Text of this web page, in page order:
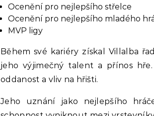
Ocenění pro nejlepšího střelce
Ocenění pro nejlepšího mladého
MVP ligy
Během své kariéry získal Villalba
jeho výjimečný talent a přínos
oddanost a vliv na hřišti.
Jeho uznání jako nejlepšího